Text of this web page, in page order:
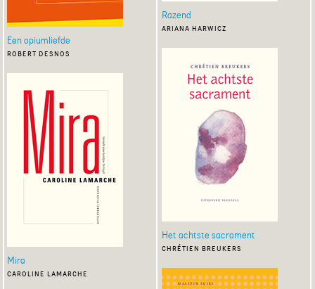
Een opiumliefde
robert desnos
Mira
caroline lamarche
Razend
ariana harwicz
Het achtste sacrament
chrétien breukers